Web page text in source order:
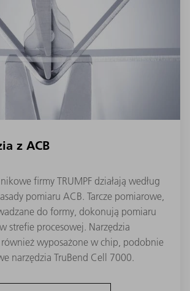
z ACB
firmy TRUMPF działają według
pomiaru ACB. Tarcze pomiarowe,
do formy, dokonują pomiaru
strefie procesowej. Narzędzia
wyposażone w chip, podobnie
narzędzia TruBend Cell 7000.